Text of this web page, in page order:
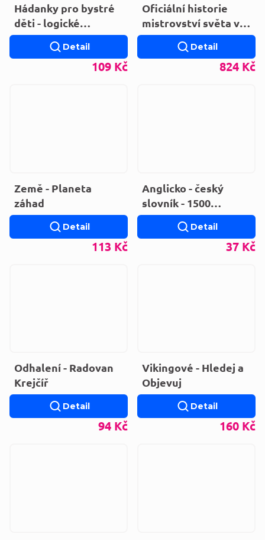
Hádanky pro bystré
děti - logické
hádanky,hlavolamy a
matematické rébusy
109 Kč
Detail
Oficiální historie
mistrovství světa ve
fotbale FIFA
824 Kč
Detail
Země - Planeta
záhad
113 Kč
Detail
Anglicko - český
slovník - 1500
základních
anglických slov
37 Kč
Detail
Odhalení - Radovan
Krejčíř
94 Kč
Detail
Vikingové - Hledej a
Objevuj
160 Kč
Detail